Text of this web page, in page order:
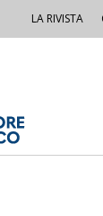
LA RIVISTA